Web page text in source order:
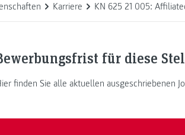
Karriere KN 625 21 005:
für diese
finden Sie alle aktuellen ausgeschriebenen